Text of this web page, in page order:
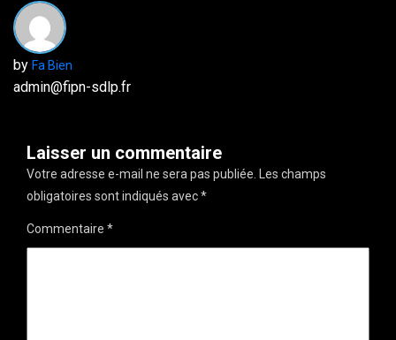
by Fa Bien
admin@fipn-sdlp.fr
Laisser un commentaire
Votre adresse e-mail ne sera pas publiée. Les champs
obligatoires sont indiqués avec*
Commentaire *